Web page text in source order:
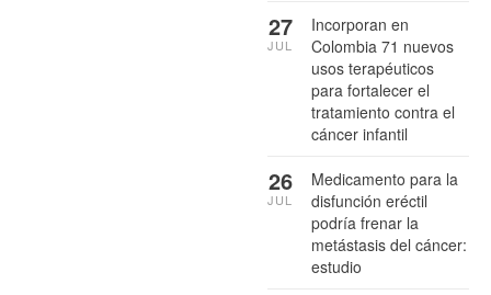
Incorporan en
Colombia 71 nuevos
usos terapéuticos
para fortalecer el
tratamiento contra el
cáncer infantil
27
JUL
Medicamento para la
disfunción eréctil
podría frenar la
metástasis del cáncer:
estudio
26
JUL